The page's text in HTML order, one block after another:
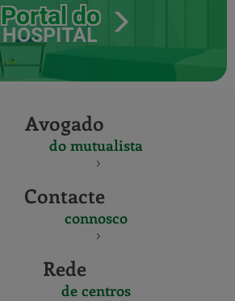
Portal do
HOSPITAL
Avogado
do mutualista
Contacte
connosco
Rede
de centros